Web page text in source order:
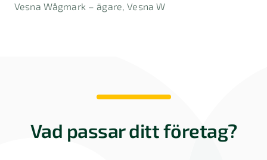
Vesna Wågmark – ägare, Vesna W
Vad passar ditt företag?